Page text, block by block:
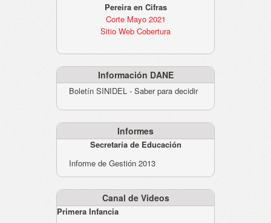
Pereira en Cifras
Corte Mayo 2021
Sitio Web Cobertura
Información DANE
Boletín SINIDEL - Saber para decidir
Informes
Secretaría de Educación
Informe de Gestión 2013
Canal de Videos
Primera Infancia